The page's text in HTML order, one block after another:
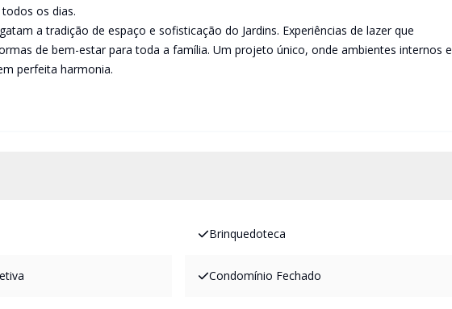
os dias.
a tradição de espaço e sofisticação do Jardins. Experiências de lazer que
de bem-estar para toda a família. Um projeto único, onde ambientes internos e
perfeita harmonia.
Brinquedoteca
Condomínio Fechado